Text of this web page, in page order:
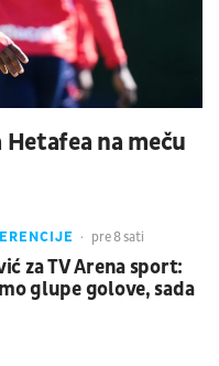
na meču
pre 8 sati
za TV Arena sport:
glupe golove, sada